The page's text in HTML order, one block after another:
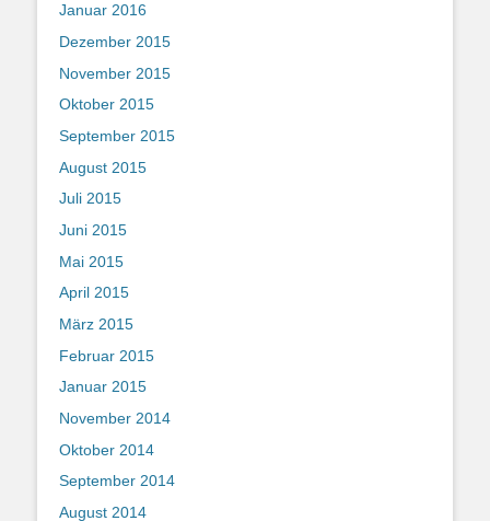
Januar 2016
Dezember 2015
November 2015
Oktober 2015
September 2015
August 2015
Juli 2015
Juni 2015
Mai 2015
April 2015
März 2015
Februar 2015
Januar 2015
November 2014
Oktober 2014
September 2014
August 2014